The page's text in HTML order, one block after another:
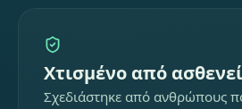
Χτισμένο από
Σχεδιάστηκε από ανθρώπους